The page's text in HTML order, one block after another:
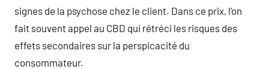
signes de la psychose chez le client. Dans ce prix, l’on
fait souvent appel au CBD qui rétréci les risques des
effets secondaires sur la perspicacité du
consommateur.